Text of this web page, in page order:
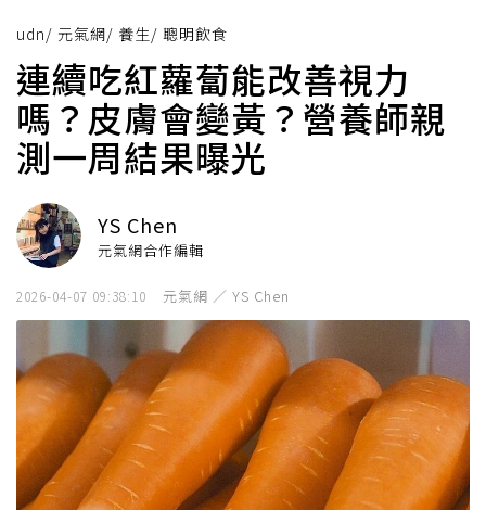
udn/ 元氣網/ 養生/ 聰明飲食
連續吃紅蘿蔔能改善視力
嗎？皮膚會變黃？營養師親
測一周結果曝光
YS Chen
元氣網合作編輯
2026-04-07 09:38:10 元氣網 ／ YS Chen